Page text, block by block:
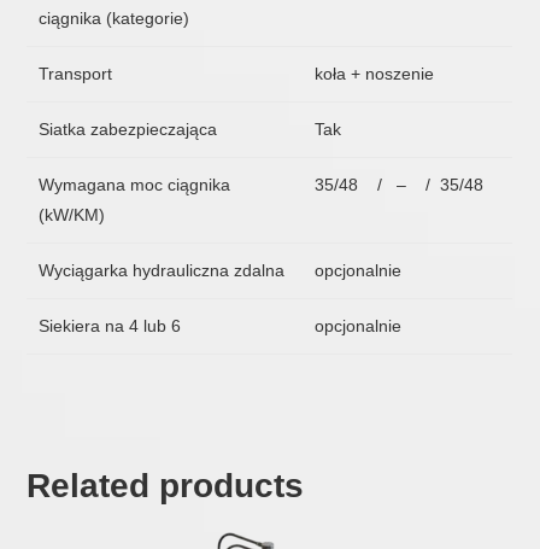
ciągnika (kategorie)
Transport koła + noszenie
Siatka zabezpieczająca Tak
Wymagana moc ciągnika
(kW/KM)
35/48 / – / 35/48
Wyciągarka hydrauliczna zdalna opcjonalnie
Siekiera na 4 lub 6 opcjonalnie
Related products